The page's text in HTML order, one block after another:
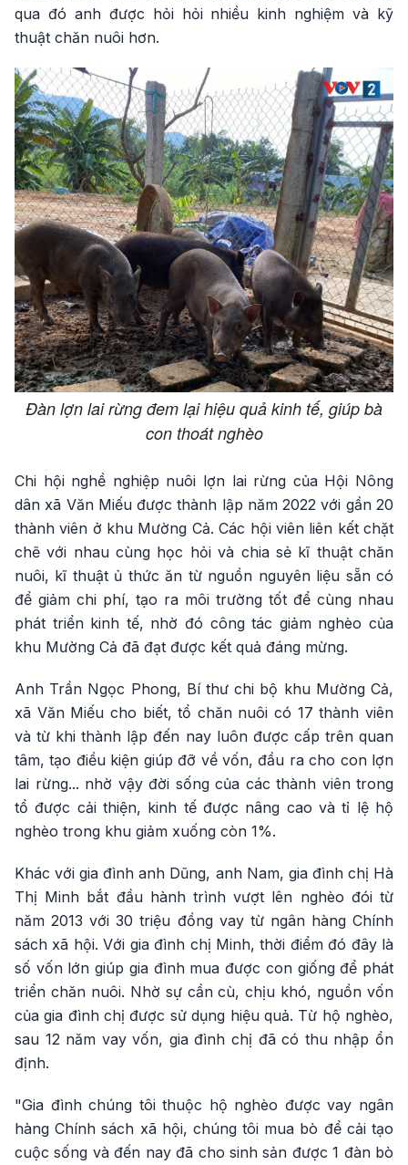
qua đó anh được hỏi hỏi nhiều kinh nghiệm và kỹ
thuật chăn nuôi hơn.
​​Đàn lợn lai rừng đem lại hiệu quả kinh tế, giúp bà
con thoát nghèo
Chi hội nghề nghiệp nuôi lợn lai rừng của Hội Nông
dân xã Văn Miếu được thành lập năm 2022 với gần 20
thành viên ở khu Mường Cả. Các hội viên liên kết chặt
chẽ với nhau cùng học hỏi và chia sẻ kĩ thuật chăn
nuôi, kĩ thuật ủ thức ăn từ nguồn nguyên liệu sẵn có
để giảm chi phí, tạo ra môi trường tốt để cùng nhau
phát triển kinh tế, nhờ đó công tác giảm nghèo của
khu Mường Cả đã đạt được kết quả đáng mừng.
Anh Trần Ngọc Phong, Bí thư chi bộ khu Mường Cả,
xã Văn Miếu cho biết, tổ chăn nuôi có 17 thành viên
và từ khi thành lập đến nay luôn được cấp trên quan
tâm, tạo điều kiện giúp đỡ về vốn, đầu ra cho con lợn
lai rừng... nhờ vậy đời sống của các thành viên trong
tổ được cải thiện, kinh tế được nâng cao và tỉ lệ hộ
nghèo trong khu giảm xuống còn 1%.
Khác với gia đình anh Dũng, anh Nam, gia đình chị Hà
Thị Minh bắt đầu hành trình vượt lên nghèo đói từ
năm 2013 với 30 triệu đồng vay từ ngân hàng Chính
sách xã hội. Với gia đình chị Minh, thời điểm đó đây là
số vốn lớn giúp gia đình mua được con giống để phát
triển chăn nuôi. Nhờ sự cần cù, chịu khó, nguồn vốn
của gia đình chị được sử dụng hiệu quả. Từ hộ nghèo,
sau 12 năm vay vốn, gia đình chị đã có thu nhập ổn
định.
"Gia đình chúng tôi thuộc hộ nghèo được vay ngân
hàng Chính sách xã hội, chúng tôi mua bò để cải tạo
cuộc sống và đến nay đã cho sinh sản được 1 đàn bò